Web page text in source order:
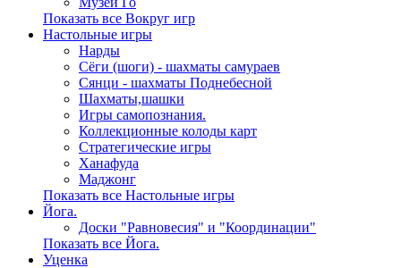
Показать все Вокруг игр
Настольные игры
Нарды
Сёги (шоги) - шахматы самураев
Сянци - шахматы Поднебесной
Шахматы,шашки
Игры самопознания.
Коллекционные колоды карт
Стратегические игры
Ханафуда
Маджонг
Показать все Настольные игры
Йога.
Доски "Равновесия" и "Координации"
Показать все Йога.
Уценка